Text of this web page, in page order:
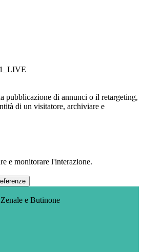
pubblicazione di annunci o il retargeting,
di un visitatore, archiviare e
e monitorare l'interazione.
e Butinone